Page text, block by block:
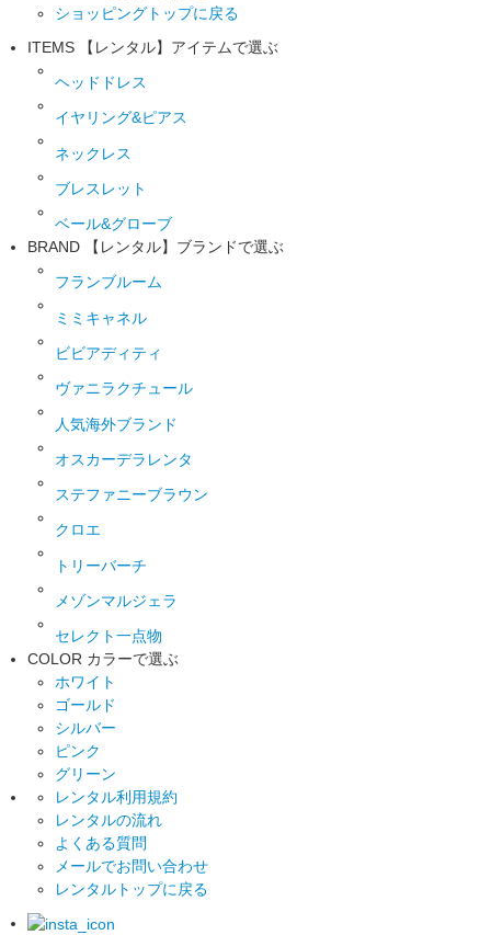
ショッピングトップに戻る
ITEMS
【レンタル】アイテムで選ぶ
ヘッドドレス
イヤリング&ピアス
ネックレス
ブレスレット
ベール&グローブ
BRAND
【レンタル】ブランドで選ぶ
フランブルーム
ミミキャネル
ビビアディティ
ヴァニラクチュール
人気海外ブランド
オスカーデラレンタ
ステファニーブラウン
クロエ
トリーバーチ
メゾンマルジェラ
セレクト一点物
COLOR カラーで選ぶ
ホワイト
ゴールド
シルバー
ピンク
グリーン
レンタル利用規約
レンタルの流れ
よくある質問
メールでお問い合わせ
レンタルトップに戻る